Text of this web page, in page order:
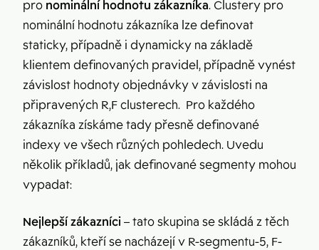
pro nominálníhodnotu zákazníka. Clustery pro
nominální hodnotu zákazníka lze definovat
staticky, případně i dynamicky na základě
klientem definovaných pravidel, případně vynést
závislost hodnoty objednávky v závislosti na
připravených R,F clusterech. Pro každého
zákazníka získáme tady přesně definované
indexy ve všech různých pohledech. Uvedu
několik příkladů, jak definované segmenty mohou
vypadat:
Nejlepší zákazníci– tato skupina se skládá z těch
zákazníků, kteří se nacházejí v R-segmentu-5, F-